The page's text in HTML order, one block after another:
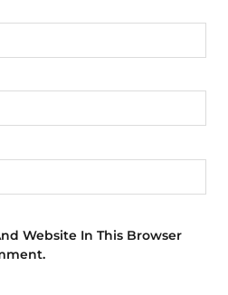
Website In This Browser